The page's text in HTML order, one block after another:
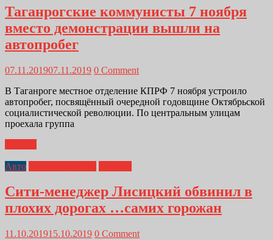
Таганрогские коммунисты 7 ноября
вместо демонстрации вышли на
автопробег
07.11.201907.11.2019 0 Comment
В Таганроге местное отделение КПРФ 7 ноября устроило
автопробег, посвящённый очередной годовщине Октябрьской
социалистической революции. По центральным улицам
проехала группа
Авто
Сити-менеджер Лисицкий обвинил в
плохих дорогах …самих горожан
11.10.201915.10.2019 0 Comment